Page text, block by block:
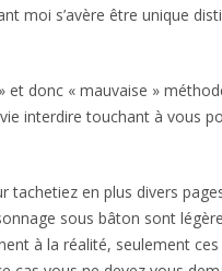
moi s’avère être unique
et donc « mauvaise »
interdire touchant à vous
en plus divers
sous bâton sont
à la réalité, seulement